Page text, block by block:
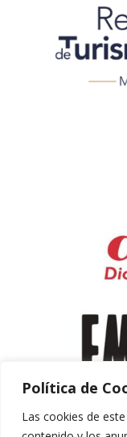
Política de
Las cookies de